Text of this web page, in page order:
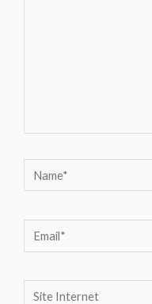
Name*
Email*
Site